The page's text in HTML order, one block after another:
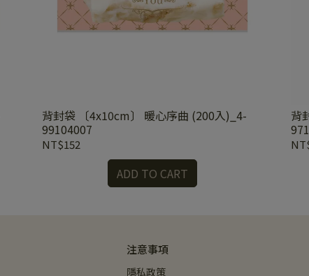
背封袋 〔4x10cm〕 暖心序曲 (200入)_4-
99104007
NT$152
ADD TO CART
背
注意事項
隱私政策